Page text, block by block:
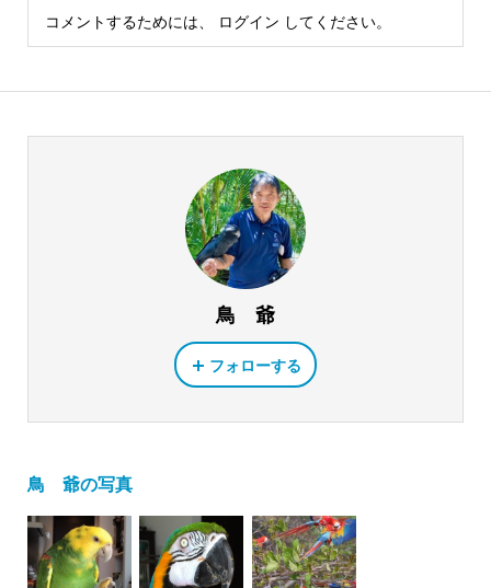
コメントするためには、 ログイン してください。
鳥 爺
フォローする
鳥 爺の写真